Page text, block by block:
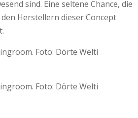
sind. Eine seltene Chance, die
Herstellern dieser Concept